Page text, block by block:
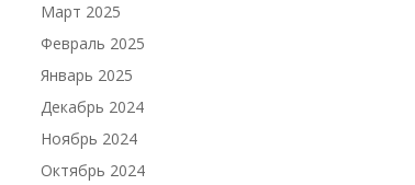
Март 2025
Февраль 2025
Январь 2025
Декабрь 2024
Ноябрь 2024
Октябрь 2024